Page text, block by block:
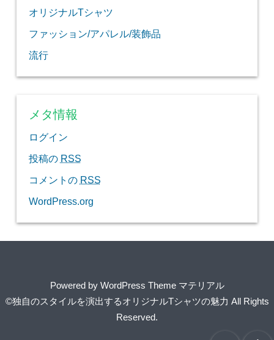
オリジナルTシャツ
ファッション/アパレル/装飾品
流行
メタ情報
ログイン
投稿の RSS
コメントの RSS
WordPress.org
Powered by WordPress Theme マテリアル
©独自のスタイルを演出するオリジナルTシャツの魅力 All Rights
Reserved.